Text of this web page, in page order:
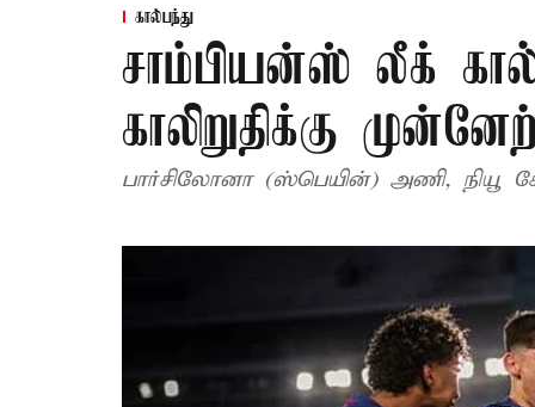
கால்பந்து
சாம்பியன்ஸ் லீக்
காலிறுதிக்கு
பார்சிலோனா (ஸ்பெயின்) அணி, நியூ